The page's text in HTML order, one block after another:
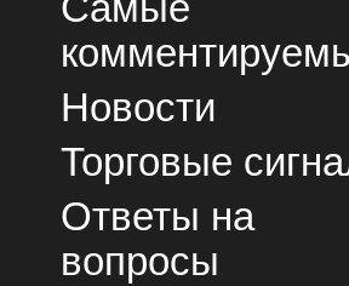
Самые
Новости
Торговые
Ответы на
вопросы